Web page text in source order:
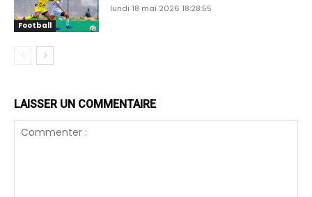
Football
lundi 18 mai 2026 18:28:55
LAISSER UN COMMENTAIRE